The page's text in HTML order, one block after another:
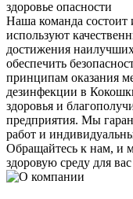
здоровье опасности
Наша команда состоит
используют
достижения
обеспечить
принципам оказания
дезинфекции в
здоровья и
предприятия. Мы
работ и
Обращайтесь к нам, и
здоровую среду для